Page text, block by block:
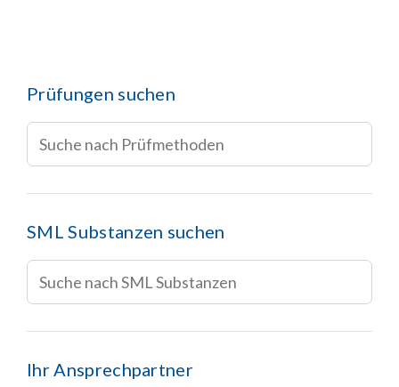
Prüfungen suchen
SML Substanzen suchen
Ihr Ansprechpartner